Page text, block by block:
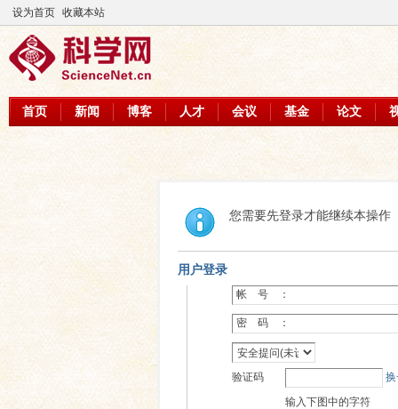
设为首页 收藏本站
首页 新闻 博客 人才 会议 基金 论文
您需要先登录才能继续本操作
用户登录
帐 号 ：
密 码 ：
验证码
输入下图中的字符